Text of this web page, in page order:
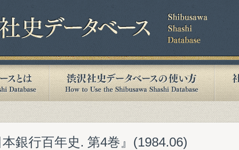
銀行百年史. 第4巻』(1984.06)